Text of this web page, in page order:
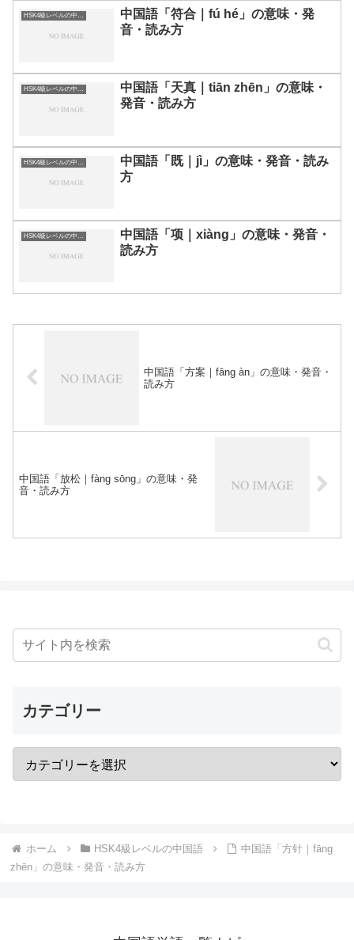
HSK4級レベルの中国語
中国語「符合｜fú hé」の意味・発
音・読み方
HSK4級レベルの中国語
中国語「天真｜tiān zhēn」の意味・
発音・読み方
中国語「既｜jì」の意味・発音・読み
方
中国語「项｜xiàng」の意味・発音・
読み方
中国語「方案｜fāng àn」の意味・発音・
読み方
中国語「放松｜fàng sōng」の意味・発
音・読み方
カテゴリー
ホーム HSK4級レベルの中国語
中国語「方针｜fāng
zhēn」の意味・発音・読み方